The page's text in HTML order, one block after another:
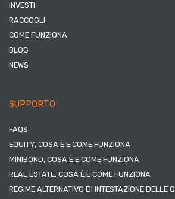
INVESTI
RACCOGLI
COME FUNZIONA
BLOG
NEWS
SUPPORTO
FAQS
EQUITY, COSA È E COME FUNZIONA
MINIBOND, COSA È E COME FUNZIONA
REAL ESTATE, COSA È E COME FUNZIONA
REGIME ALTERNATIVO DI INTESTAZIONE DELLE